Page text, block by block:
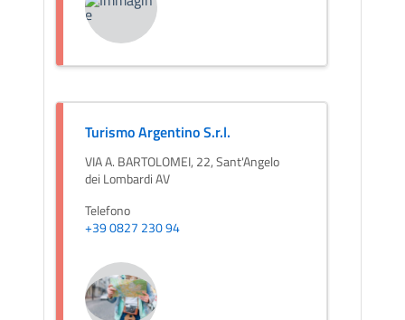
Turismo Argentino S.r.l.
VIA A. BARTOLOMEI, 22, Sant'Angelo
dei Lombardi AV
Telefono
+39 0827 230 94